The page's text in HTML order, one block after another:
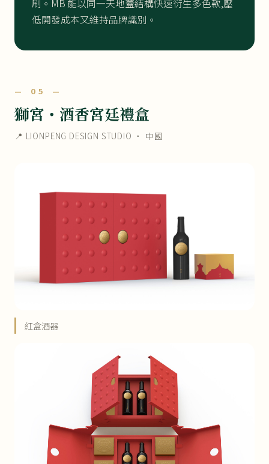
刷。MB 能以同一天地蓋結構快速衍生多色款,壓
低開發成本又維持品牌識別。
— 05 —
獅宮・酒香宮廷禮盒
📍 LIONPENG DESIGN STUDIO ・ 中國
紅盒酒器